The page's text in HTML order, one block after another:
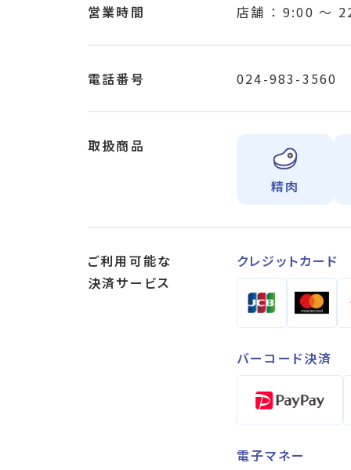
営業時間 店舗 ： 9:00 〜
電話番号 024-983-3560
取扱商品
精肉
ご利用可能な
決済サービス
クレジットカード
バーコード決済
電子マネー